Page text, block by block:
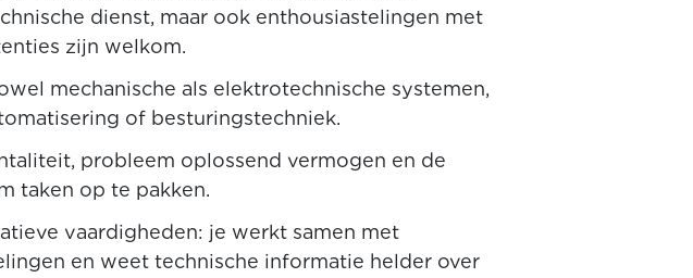
dienst, maar ook enthousiastelingen met
zijn welkom.
mechanische als elektrotechnische systemen,
of besturingstechniek.
probleem oplossend vermogen en de
taken op te pakken.
vaardigheden: je werkt samen met
en weet technische informatie helder over